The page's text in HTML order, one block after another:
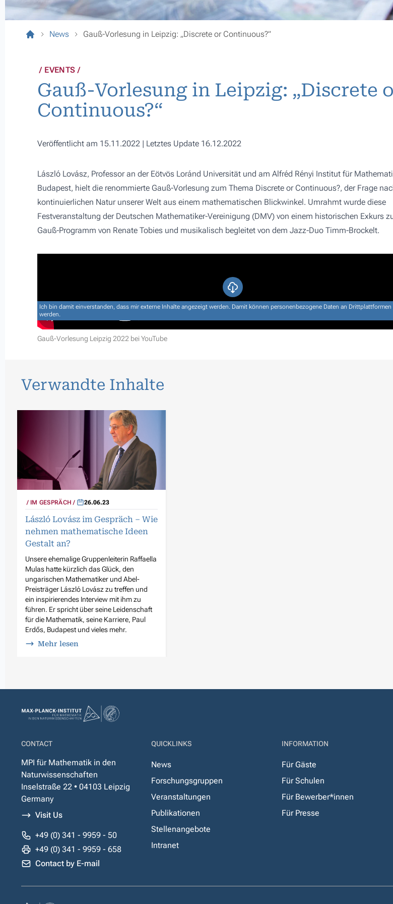
News Gauß-Vorlesung in Leipzig: „Discrete or Continuous?”
EVENTS
Gauß-Vorlesung in Leipzig: „Discrete
Continuous?“
Veröffentlicht am 15.11.2022 | Letztes Update 16.12.2022
László Lovász, Professor an der Eötvös Loránd Universität und am Alfréd Rényi Institut für
Budapest, hielt die renommierte Gauß-Vorlesung zum Thema Discrete or Continuous?, der Frage
kontinuierlichen Natur unserer Welt aus einem mathematischen Blickwinkel. Umrahmt wurde diese
Festveranstaltung der Deutschen Mathematiker-Vereinigung (DMV) von einem historischen Exkurs
Gauß-Programm von Renate Tobies und musikalisch begleitet von dem Jazz-Duo Timm-Brockelt.
Ich bin damit einverstanden, dass mir externe Inhalte angezeigt werden. Damit können personenbezogene Daten an
werden.
Gauß-Vorlesung Leipzig 2022 bei YouTube
Verwandte Inhalte
IM GESPRÄCH 26.06.23
László Lovász im Gespräch – Wie
nehmen mathematische Ideen
Gestalt an?
Unsere ehemalige Gruppenleiterin Raffaella
Mulas hatte kürzlich das Glück, den
ungarischen Mathematiker und Abel-
Preisträger László Lovász zu treffen und
ein inspirierendes Interview mit ihm zu
führen. Er spricht über seine Leidenschaft
für die Mathematik, seine Karriere, Paul
Erdős, Budapest und vieles mehr.
Mehr lesen
CONTACT
MPI für Mathematik in den
Naturwissenschaften
Inselstraße 22 • 04103 Leipzig
Germany
Visit Us
+49 (0) 341 - 9959 - 50
+49 (0) 341 - 9959 - 658
Contact by E-mail
QUICKLINKS
News
Forschungsgruppen
Veranstaltungen
Publikationen
Stellenangebote
Intranet
INFORMATION
Für Gäste
Für Schulen
Für Bewerber*innen
Für Presse